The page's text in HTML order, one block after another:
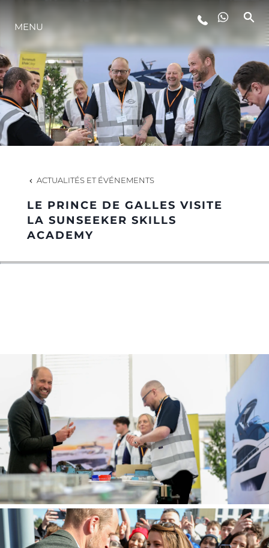
STYLE DE VIE
L'INNOVATION
LA SOCIÉTÉ
NOTRE ÉQUIPE
NOTRE HÉRITAGE
ESTIMEZ VOTRE BATEAU
MENU
ACTUALITÉS ET ÉVÉNEMENTS
LE PRINCE DE GALLES VISITE
LA SUNSEEKER SKILLS
ACADEMY